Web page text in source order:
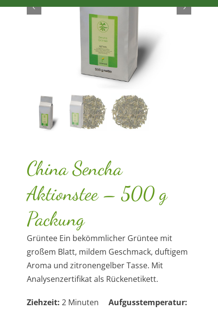
China Sencha
Aktionstee – 500 g
Packung
Grüntee Ein bekömmlicher Grüntee mit
großem Blatt, mildem Geschmack, duftigem
Aroma und zitronengelber Tasse. Mit
Analysenzertifikat als Rückenetikett.
Ziehzeit: 2 Minuten Aufgusstemperatur: